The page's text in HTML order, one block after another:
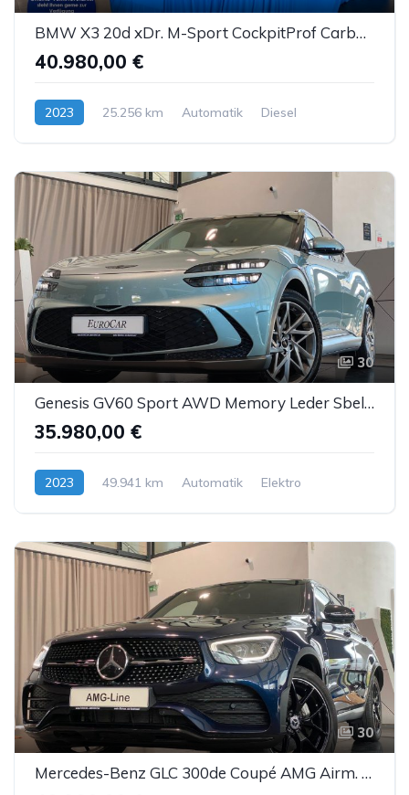
BMW X3 20d xDr. M-Sport CockpitProf Carbon Sthz LED
40.980,00 €
2023 25.256 km Automatik Diesel
30
Genesis GV60 Sport AWD Memory Leder Sbel Panorama ACC
35.980,00 €
2023 49.941 km Automatik Elektro
30
Mercedes-Benz GLC 300de Coupé AMG Airm. Burm. Sbel HUD DTR AHK